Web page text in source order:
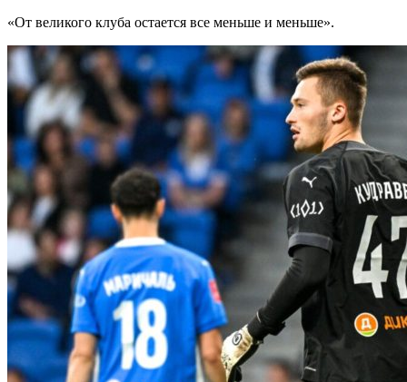
«От великого клуба остается все меньше и меньше».